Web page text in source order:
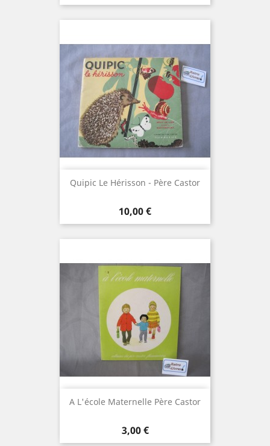
Quipic Le Hérisson - Père Castor
Prix
10,00 €
A L'école Maternelle Père Castor
Prix
3,00 €